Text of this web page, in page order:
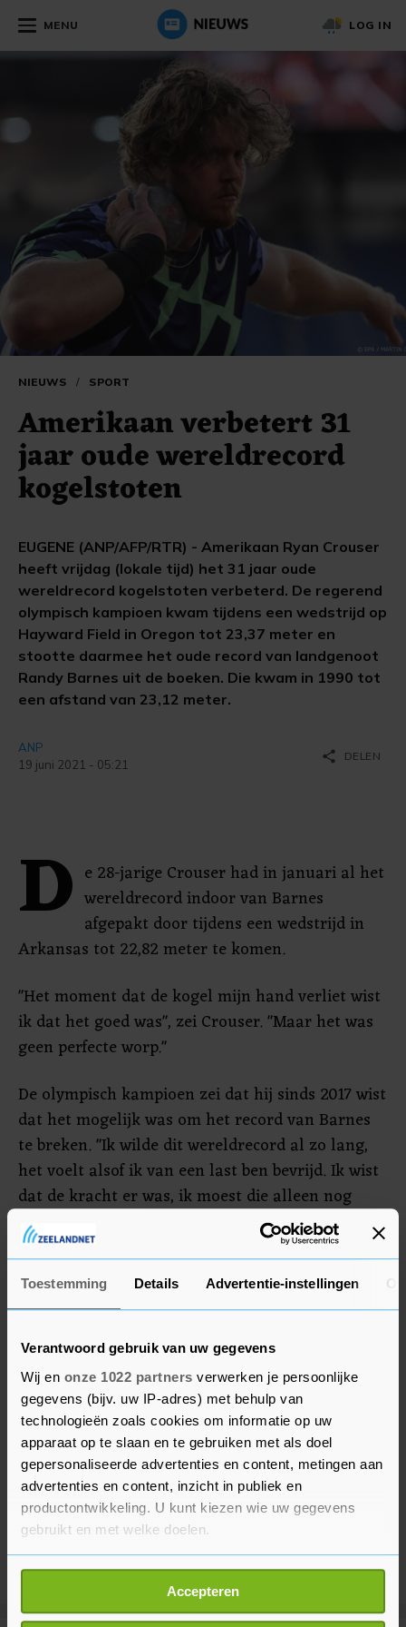
Toestemming Details Advertentie-instellingen
Verantwoord gebruik van uw gegevens
Wij en onze 1022 partners verwerken je persoonlijke
gegevens (bijv. uw IP-adres) met behulp van
technologieën zoals cookies om informatie op uw
apparaat op te slaan en te gebruiken met als doel
gepersonaliseerde advertenties en content, metingen aan
advertenties en content, inzicht in publiek en
productontwikkeling. U kunt kiezen wie uw gegevens
gebruikt en met welke doelen.
Als u het toestaat, willen we ook graag:
Informatie verzamelen over uw geografische
locatie, die tot een paar meter nauwkeurig kan zijn
Accepteren
MENU LOG IN
NIEUWS / SPORT
Amerikaan verbetert 31
jaar oude wereldrecord
kogelstoten
EUGENE (ANP/AFP/RTR) - Amerikaan Ryan Crouser
heeft vrijdag (lokale tijd) het 31 jaar oude
wereldrecord kogelstoten verbeterd. De regerend
olympisch kampioen kwam tijdens een wedstrijd op
Hayward Field in Oregon tot 23,37 meter en
stootte daarmee het oude record van landgenoot
Randy Barnes uit de boeken. Die kwam in 1990 tot
een afstand van 23,12 meter.
ANP
19 juni 2021 - 05:21
share DELEN
D e 28-jarige Crouser had in januari al het
wereldrecord indoor van Barnes
afgepakt door tijdens een wedstrijd in
Arkansas tot 22,82 meter te komen.
"Het moment dat de kogel mijn hand verliet wist
ik dat het goed was", zei Crouser. "Maar het was
geen perfecte worp."
De olympisch kampioen zei dat hij sinds 2017 wist
dat het mogelijk was om het record van Barnes
te breken. "Ik wilde dit wereldrecord al zo lang,
het voelt alsof ik van een last ben bevrijd. Ik wist
dat de kracht er was, ik moest die alleen nog
vertalen naar de kogel. Om het eindelijk te doen
is heel speciaal."